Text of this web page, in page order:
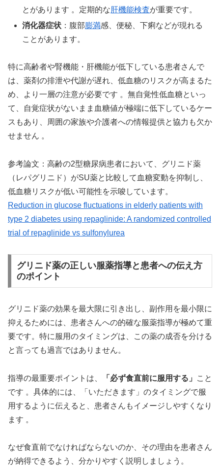
とがあります 。定期的な肝機能検査が重要です。
消化器症状 ：腹部膨満感、便秘、下痢などが現れる
ことがあります。
特に高齢者や腎機能・肝機能が低下している患者さんで
は、薬剤の排泄や代謝が遅れ、低血糖のリスクが高まるた
め、より一層の注意が必要です 。無自覚性低血糖といっ
て、自覚症状がないまま血糖値が極端に低下しているケー
スもあり、周囲の家族や介護者への情報提供と協力も欠か
せません 。
参考論文：高齢の2型糖尿病患者において、グリニド薬
（レパグリニド）がSU薬と比較して血糖変動を抑制し、
低血糖リスクが低い可能性を示唆しています。
Reduction in glucose fluctuations in elderly patients with
type 2 diabetes using repaglinide: A randomized controlled
trial of repaglinide vs sulfonylurea
グリニド薬の正しい服薬指導と患者への伝え方
のポイント
グリニド薬の効果を最大限に引き出し、副作用を最小限に
抑えるためには、患者さんへの的確な服薬指導が極めて重
要です。特に服用のタイミングは、この薬の成否を分ける
と言っても過言ではありません。
指導の最重要ポイントは、 「必ず食直前に服用する」
こと
です 。具体的には、「いただきます」のタイミングで服
用するように伝えると、患者さんもイメージしやすくなり
ます 。
なぜ食直前でなければならないのか、その理由を患者さん
が納得できるよう、分かりやすく説明しましょう。